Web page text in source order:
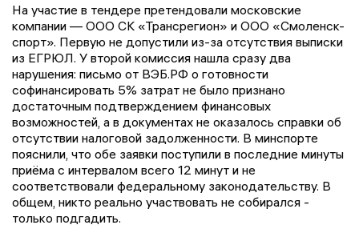
На участие в тендере претендовали московские
компании — ООО СК «Трансрегион» и ООО «Смоленск-
спорт». Первую не допустили из-за отсутствия выписки
из ЕГРЮЛ. У второй комиссия нашла сразу два
нарушения: письмо от ВЭБ.РФ о готовности
софинансировать 5% затрат не было признано
достаточным подтверждением финансовых
возможностей, а в документах не оказалось справки об
отсутствии налоговой задолженности. В минспорте
пояснили, что обе заявки поступили в последние минуты
приёма с интервалом всего 12 минут и не
соответствовали федеральному законодательству. В
общем, никто реально участвовать не собирался -
только подгадить.